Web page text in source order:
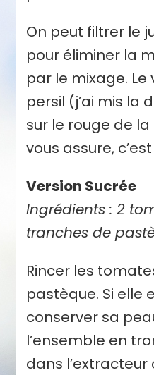
On peut filtrer le
pour éliminer la
par le mixage.
persil (j’ai mis la
sur le rouge de
vous assure,
Version Sucrée
Ingrédients : 2
tranches de
Rincer les
pastèque. Si elle
conserver sa
l’ensemble en
dans l’extracteur